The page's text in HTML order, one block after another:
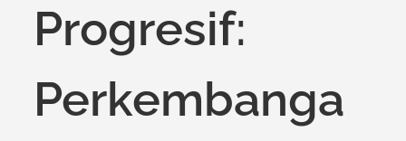
Progresif:
Perkembanga